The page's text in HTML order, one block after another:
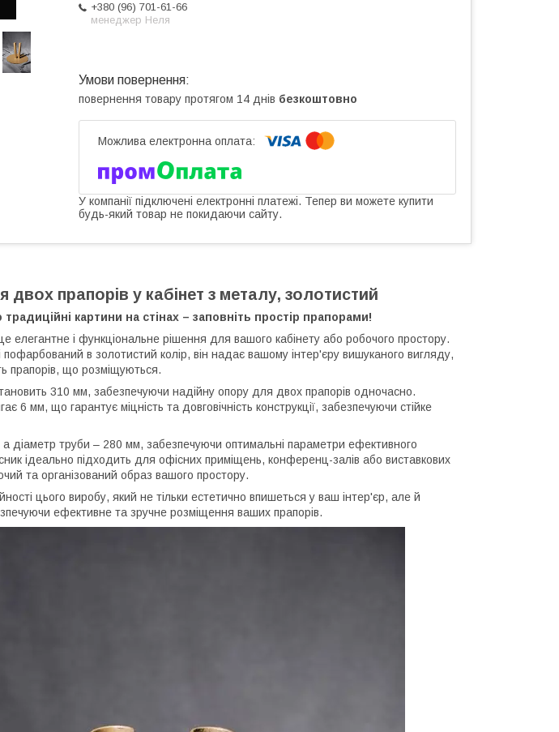
+380 (96) 701-61-66
менеджер Неля
повернення товару протягом 14 днів безкоштовно
У компанії підключені електронні платежі. Тепер ви можете купити
будь-який товар не покидаючи сайту.
двох прапорів у кабінет з металу, золотистий
картини на стінах – заповніть простір прапорами!
елегантне і функціональне рішення для вашого кабінету або робочого простору.
пофарбований в золотистий колір, він надає вашому інтер'єру вишуканого вигляду,
прапорів, що розміщуються.
310 мм, забезпечуючи надійну опору для двох прапорів одночасно.
6 мм, що гарантує міцність та довговічність конструкції, забезпечуючи стійке
діаметр труби – 280 мм, забезпечуючи оптимальні параметри ефективного
ідеально підходить для офісних приміщень, конференц-залів або виставкових
та організований образ вашого простору.
цього виробу, який не тільки естетично впишеться у ваш інтер'єр, але й
ефективне та зручне розміщення ваших прапорів.